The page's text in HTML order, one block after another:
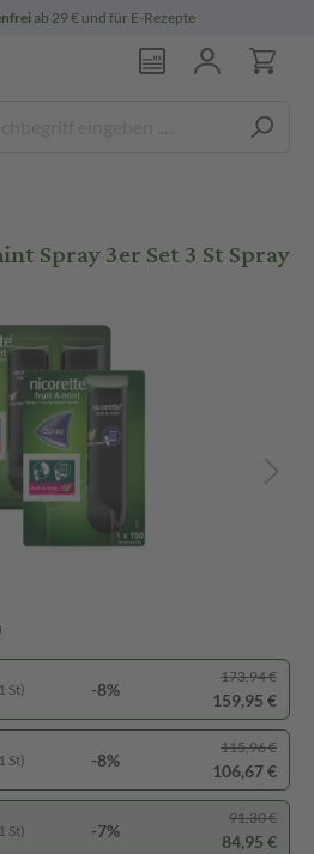
Spray 3er Set 3 St Spray
St) -8%
173,94 €
159,95 €
St) -8%
115,96 €
106,67 €
St) -7%
91,30 €
84,95 €